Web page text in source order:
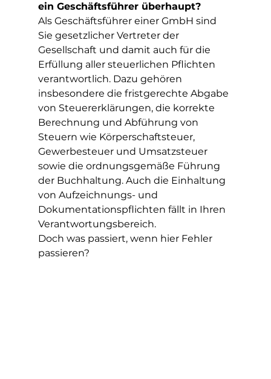
ein Geschäftsführer überhaupt?
Als Geschäftsführer einer GmbH sind
Sie gesetzlicher Vertreter der
Gesellschaft und damit auch für die
Erfüllung aller steuerlichen Pflichten
verantwortlich. Dazu gehören
insbesondere die fristgerechte Abgabe
von Steuererklärungen, die korrekte
Berechnung und Abführung von
Steuern wie Körperschaftsteuer,
Gewerbesteuer und Umsatzsteuer
sowie die ordnungsgemäße Führung
der Buchhaltung. Auch die Einhaltung
von Aufzeichnungs- und
Dokumentationspflichten fällt in Ihren
Verantwortungsbereich.
Doch was passiert, wenn hier Fehler
passieren?